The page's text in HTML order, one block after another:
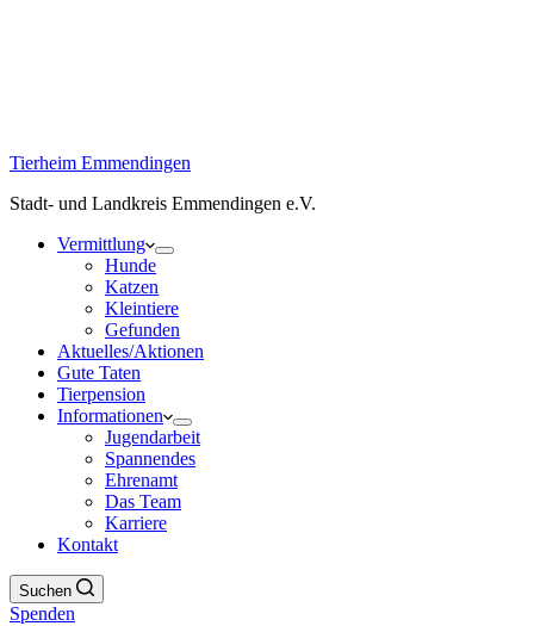
Tierheim Emmendingen
Stadt- und Landkreis Emmendingen e.V.
Vermittlung
Hunde
Katzen
Kleintiere
Gefunden
Aktuelles/Aktionen
Gute Taten
Tierpension
Informationen
Jugendarbeit
Spannendes
Ehrenamt
Das Team
Karriere
Kontakt
Suchen
Spenden